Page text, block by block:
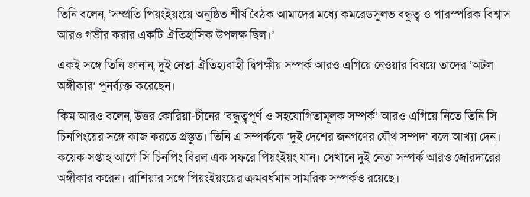
তিনি বলেন, ‘সম্প্রতি পিয়ংইয়ংয়ে অনুষ্ঠিত শীর্ষ বৈঠক আমাদের মধ্যে কমরেডসুলভ বন্ধুত্ব ও পারস্পরিক বিশ্বাস
আরও গভীর করার একটি ঐতিহাসিক উপলক্ষ ছিল।’
একই সঙ্গে তিনি জানান, দুই নেতা ঐতিহ্যবাহী দ্বিপক্ষীয় সম্পর্ক আরও এগিয়ে নেওয়ার বিষয়ে তাদের ‘অটল
অঙ্গীকার’ পুনর্ব্যক্ত করেছেন।
কিম আরও বলেন, উত্তর কোরিয়া-চীনের ‘বন্ধুত্বপূর্ণ ও সহযোগিতামূলক সম্পর্ক’ আরও এগিয়ে নিতে তিনি সি
চিনপিংয়ের সঙ্গে কাজ করতে প্রস্তুত। তিনি এ সম্পর্ককে ‘দুই দেশের জনগণের যৌথ সম্পদ’ বলে আখ্যা দেন।
কয়েক সপ্তাহ আগে সি চিনপিং বিরল এক সফরে পিয়ংইয়ং যান। সেখানে দুই নেতা সম্পর্ক আরও জোরদারের
অঙ্গীকার করেন। রাশিয়ার সঙ্গে পিয়ংইয়ংয়ের ক্রমবর্ধমান সামরিক সম্পর্কও রয়েছে।